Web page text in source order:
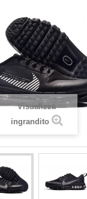
Visualizza
ingrandito